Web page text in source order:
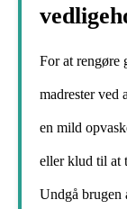
For at rengøre
madrester ved
en mild
eller klud til at
Undgå brugen